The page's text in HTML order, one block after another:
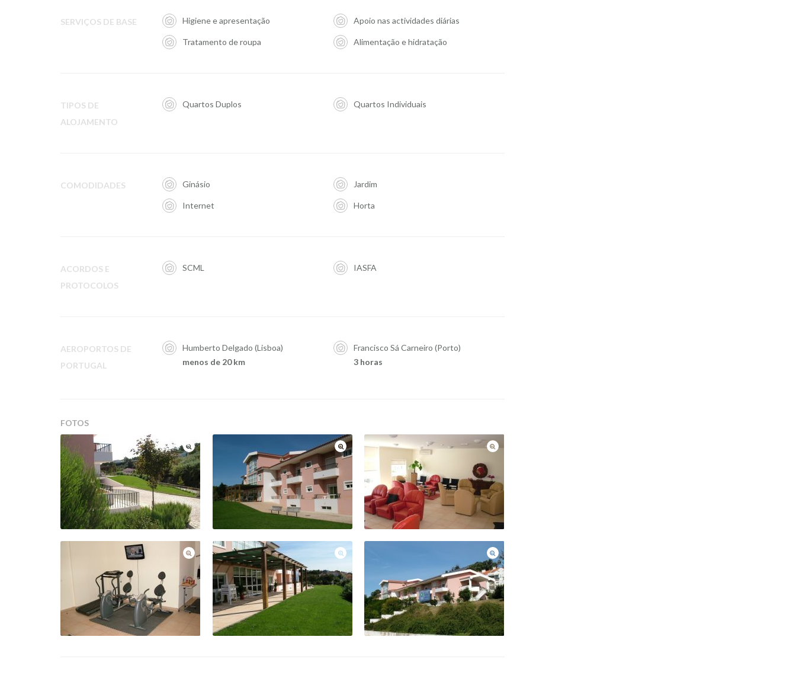
SERVIÇOS DE BASE Higiene e apresentação Apoio nas actividades diárias
Tratamento de roupa Alimentação e hidratação
TIPOS DE
ALOJAMENTO
Quartos Duplos Quartos Individuais
COMODIDADES Ginásio Jardim
Internet Horta
ACORDOS E
PROTOCOLOS
SCML IASFA
AEROPORTOS DE
PORTUGAL
Humberto Delgado (Lisboa)
menos de 20 km
Francisco Sá Carneiro (Porto)
3 horas
FOTOS